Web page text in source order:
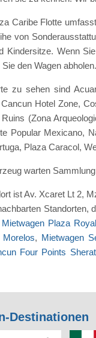
Caribe Flotte
von
Kindersitze. Wenn
den Wagen abholen.
zu sehen sind
Hotel Zone,
(Zona
Popular Mexicano,
Plaza Caracol,
warten
ist Av. Xcaret Lt 2,
Standorten,
Mietwagen Plaza
, Mietwagen
Four Points
Destinationen